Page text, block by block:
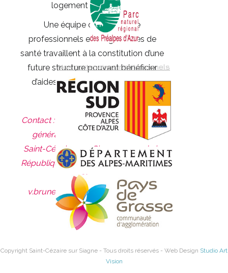
logement temporaire.
Une équipe composée de
professionnels et d’organismes de
santé travaillent à la constitution d’une
future structure pouvant bénéficier
d’aides financières à l’installation.
Contact : Valérie BRUNETTI, Directrice
générale des services, Mairie de
Saint-Cézaire-sur-Siagne, 5 rue de la
République, 06530 Saint-Cézaire-sur-
Siagne
v.brunetti@saintcezairesursiagne.fr
06.26.01.70.38
Nos partenaires institutionnels
Copyright Saint-Cézaire sur Siagne - Tous droits réservés - Web Design Studio Art
Vision